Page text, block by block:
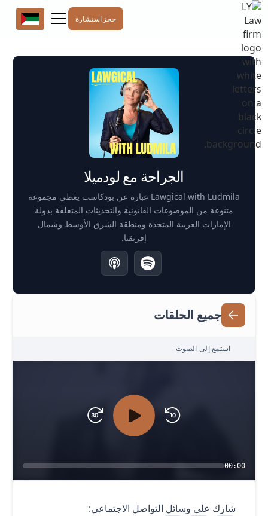
حجز استشارة
الجراحة مع لودميلا
Lawgical with Ludmila عبارة عن بودكاست يغطي مجموعة
متنوعة من الموضوعات القانونية والتحديثات المتعلقة بدولة
الإمارات العربية المتحدة ومنطقة الشرق الأوسط وشمال
إفريقيا.
جميع الحلقات
استمع إلى الصوت
00:00
شارك على وسائل التواصل الاجتماعي: